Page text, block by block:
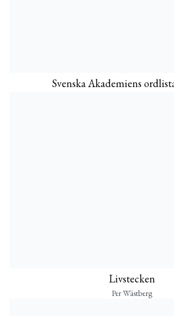
Svenska Akademiens
Livstecken
Per Wästberg